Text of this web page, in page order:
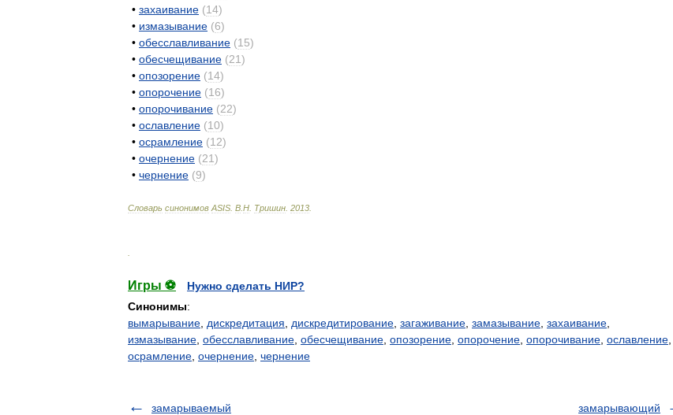
• захаивание (14)
• измазывание (6)
• обесславливание (15)
• обесчещивание (21)
• опозорение (14)
• опорочение (16)
• опорочивание (22)
• ославление (10)
• осрамление (12)
• очернение (21)
• чернение (9)
Словарь синонимов ASIS В Н Тришин 2013
Игры ⚽
Нужно сделать НИР?
Синонимы:
вымарывание дискредитация дискредитирование загаживание замазывание захаивание
измазывание обесславливание обесчещивание опозорение опорочение опорочивание ославление
осрамление очернение чернение
замарываемый замарывающий